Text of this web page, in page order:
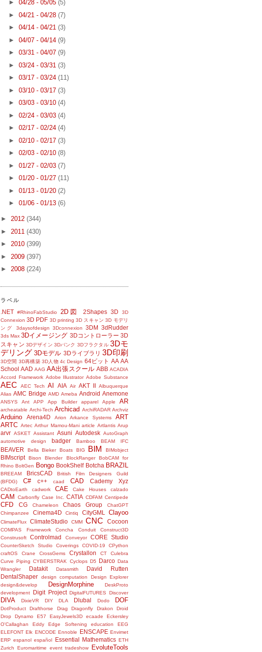
► 04/28 - 05/05 (5)
► 04/21 - 04/28 (7)
► 04/14 - 04/21 (3)
► 04/07 - 04/14 (9)
► 03/31 - 04/07 (9)
► 03/24 - 03/31 (3)
► 03/17 - 03/24 (11)
► 03/10 - 03/17 (3)
► 03/03 - 03/10 (4)
► 02/24 - 03/03 (4)
► 02/17 - 02/24 (4)
► 02/10 - 02/17 (3)
► 02/03 - 02/10 (8)
► 01/27 - 02/03 (7)
► 01/20 - 01/27 (11)
► 01/13 - 01/20 (2)
► 01/06 - 01/13 (6)
► 2012 (344)
► 2011 (430)
► 2010 (399)
► 2009 (397)
► 2008 (224)
ラベル
.NET #RhinoFabStudio 2D図 2Shapes 3D
3D
Connexion 3D PDF 3D printing 3D スキャン 3D モデリ
ング
3daysofdesign 3Dconnexion 3DM 3dRudder
3ds Max 3Dイメージング 3Dコントローラー 3D
スキャン 3Dデザイン 3Dバンク 3Dフラクタル 3Dモ
デリング 3Dモデル 3Dライブラリ 3D印刷
3D空間 3D再構築 3D人物 4c Design 64ビット AA AA
School AAD AAG AA出張スクール ABB ACADIA
Accord Framework Adobe Illustrator Adobe Substance
AEC AEC Tech AI AIA Air AKT II
Albuquerque
Alias AMC Bridge AMD Ameba Android Anemone
ANSYS Ant APP App Builder apparel Apple AR
archeatable Archi-Tech Archicad ArchiRADAR Archviz
Arduino Arena4D Arion Arkance Systems
ART
ARTC Artec Arthur Mamou-Mani article Artlantis Arup
arvr ASKET Assistant Asuni Autodesk AutoGraph
automotive design
badger Bamboo BEAM IFC
BEAVER Bella Bieker Boats BIG BIM BIMobject
BIMscript Bison Blender BlockRanger
BobCAM for
Rhino BoltGen Bongo BookShelf Botcha BRAZIL
BREEAM BricsCAD
British Film Designers Guild
(BFDG)
C# c++ caad CAD Cademy Xyz
CADtoEarth cadwork CAE Cake Houses calzado
CAM Carbonfly Case Inc. CATIA CDFAM Centipede
CFD CG Chameleon Chaos Group
ChatGPT
Chimpanzee
Cinema4D Cintiq CityGML Clayoo
ClimateFlux ClimateStudio CMM CNC Cocoon
COMPAS Framework Concha Conduit
Construct3D
Construsoft
Controlmad Conveyor CORE Studio
CounterSketch Studio Coverings COVID-19
CPython
craftOS
Crane CrossGems Crystallon CT
Culebra
Curve Piping CYBERSTRAK Cyclops D5 Darco Data
Wrangler
Datakit Datasmith
David Rutten
DentalShaper
design computation
Design Explorer
design&develop
DesignMorphine
DeskProto
development
Digit Project DigitalFUTURES Discover
DIVA DixieVR DIY DLA Dlubal Dodo DOF
DotProduct Drafthorse Drag Dragonfly Drakon
Droid
Drop
Dynamo E57 EasyJewels3D ecaade
Eckersley
O'Callaghan
Eddy Edge Softening education
EEG
ELEFONT Elk ENCODE Ennoble ENSCAPE Envimet
ERP espanol español Essential Mathematics ETH
Zurich
Euromaritime event tradeshow EvoluteTools